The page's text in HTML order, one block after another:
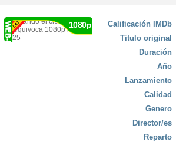
1080p Calificación IMDb
Titulo original
Duración
Año
Lanzamiento
Calidad
Genero
Director/es
Reparto